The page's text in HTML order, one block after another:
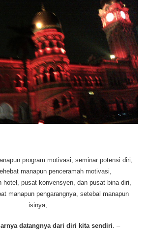
program motivasi, seminar potensi diri,
manapun penceramah motivasi,
hotel, pusat konvensyen, dan pusat bina diri,
manapun pengarangnya, setebal manapun
isinya,
datangnya dari diri kita sendiri. –